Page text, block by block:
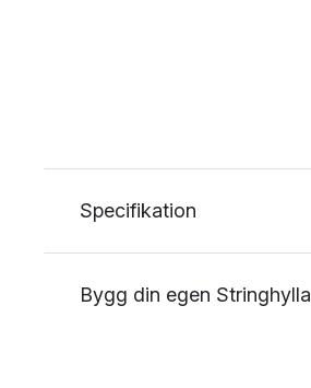
Specifikation
Bygg din egen Stringhylla